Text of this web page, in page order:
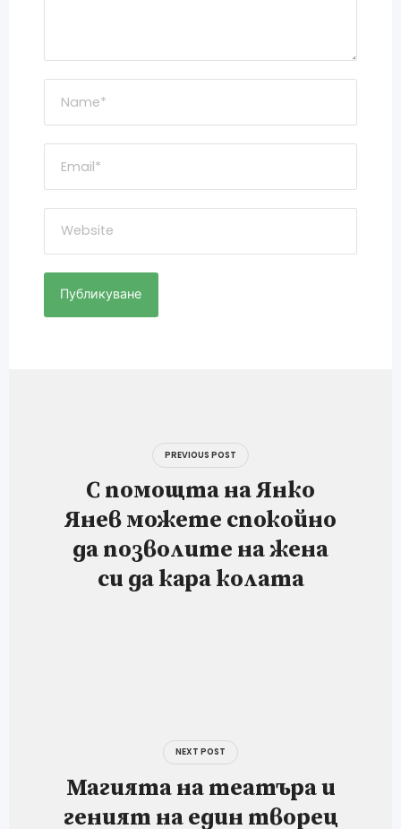
PREVIOUS POST
С помощта на Янко
Янев можете спокойно
да позволите на жена
си да кара колата
NEXT POST
Магията на театъра и
геният на един творец